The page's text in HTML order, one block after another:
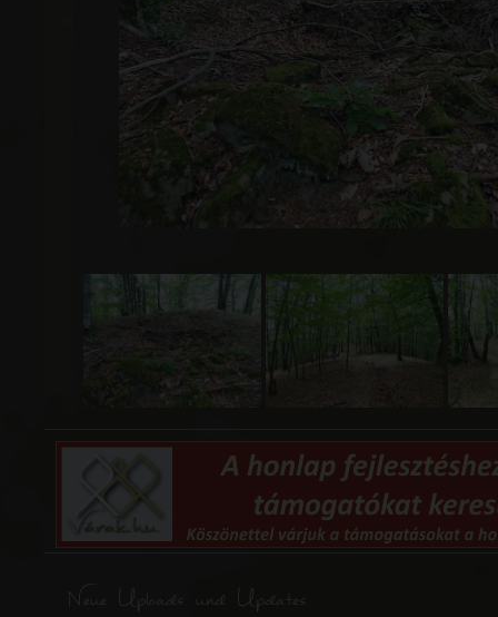
Neue Uploads und Updates